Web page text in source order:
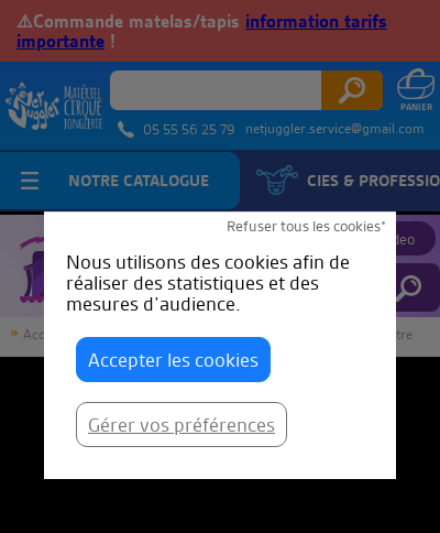
Refuser tous les cookies*
Nous utilisons des cookies afin de
réaliser des statistiques et des
mesures d’audience.
Accepter les cookies
Gérer vos préférences
⚠️Commande matelas/tapis information tarifs
importante !
05 55 56 25 79 netjuggler.service@gmail.com
NOTRE CATALOGUE CIES &
JuggleTube Proposer une video
Accueil JuggleTube Tutoriel de Tissu Aérien - La clé de ventre